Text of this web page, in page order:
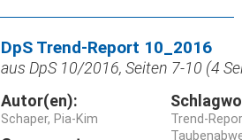
DpS Trend-Report 10_2016
aus DpS 10/2016, Seiten 7-10 (4
Autor(en):
Schaper, Pia-Kim
Trend-